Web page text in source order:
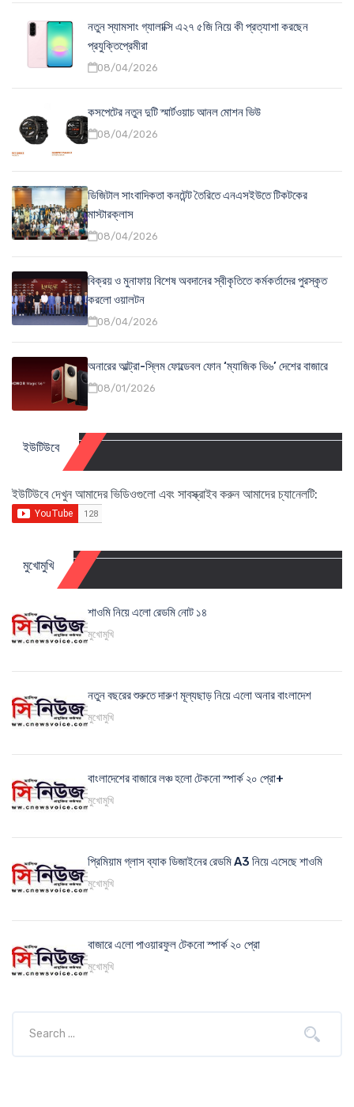
নতুন স্যামসাং গ্যালাক্সি এ২৭ ৫জি নিয়ে কী প্রত্যাশা করছেন
প্রযুক্তিপ্রেমীরা
08/04/2026
কসপেটের নতুন দুটি স্মার্টওয়াচ আনল মোশন ভিউ
08/04/2026
ডিজিটাল সাংবাদিকতা কনটেন্ট তৈরিতে এনএসইউতে টিকটকের
মাস্টারক্লাস
08/04/2026
বিক্রয় ও মুনাফায় বিশেষ অবদানের স্বীকৃতিতে কর্মকর্তাদের পুরস্কৃত
করলো ওয়ালটন
08/04/2026
অনারের আল্ট্রা-স্লিম ফোল্ডেবল ফোন ‘ম্যাজিক ভি৬’ দেশের বাজারে
08/01/2026
ইউটিউবে
ইউটিউবে দেখুন আমাদের ভিডিওগুলো এবং সাবস্ক্রাইব করুন আমাদের চ্যানেলটি:
মুখোমুখি
শাওমি নিয়ে এলো রেডমি নোট ১৪
মুখোমুখি
নতুন বছরের শুরুতে দারুণ মূল্যছাড় নিয়ে এলো অনার বাংলাদেশ
মুখোমুখি
বাংলাদেশের বাজারে লঞ্চ হলো টেকনো স্পার্ক ২০ প্রো+
মুখোমুখি
প্রিমিয়াম গ্লাস ব্যাক ডিজাইনের রেডমি A3 নিয়ে এসেছে শাওমি
মুখোমুখি
বাজারে এলো পাওয়ারফুল টেকনো স্পার্ক ২০ প্রো
মুখোমুখি